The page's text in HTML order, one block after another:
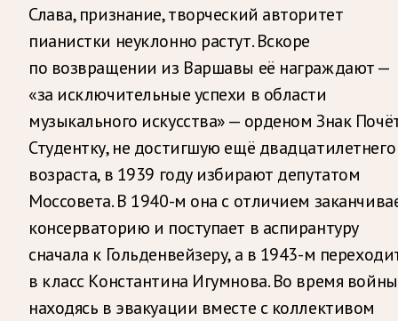
Слава, признание, творческий авторитет
пианистки неуклонно растут. Вскоре
по возвращении из Варшавы её награждают —
«за исключительные успехи в области
музыкального искусства» — орденом Знак
Студентку, не достигшую ещё двадцатилетнего
возраста, в 1939 году избирают депутатом
Моссовета. В 1940-м она с отличием
консерваторию и поступает в аспирантуру
сначала к Гольденвейзеру, а в 1943-м
в класс Константина Игумнова. Во время
находясь в эвакуации вместе с коллективом